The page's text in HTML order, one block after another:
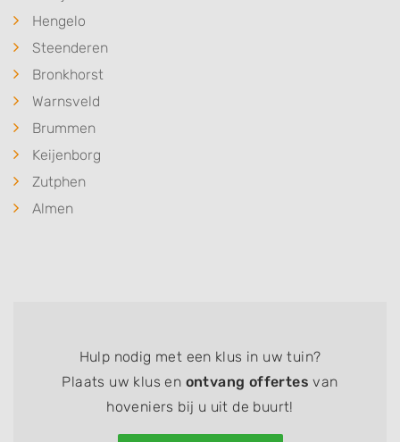
Hengelo
Steenderen
Bronkhorst
Warnsveld
Brummen
Keijenborg
Zutphen
Almen
Hulp nodig met een klus in uw tuin?
Plaats uw klus en ontvang offertes van
hoveniers bij u uit de buurt!